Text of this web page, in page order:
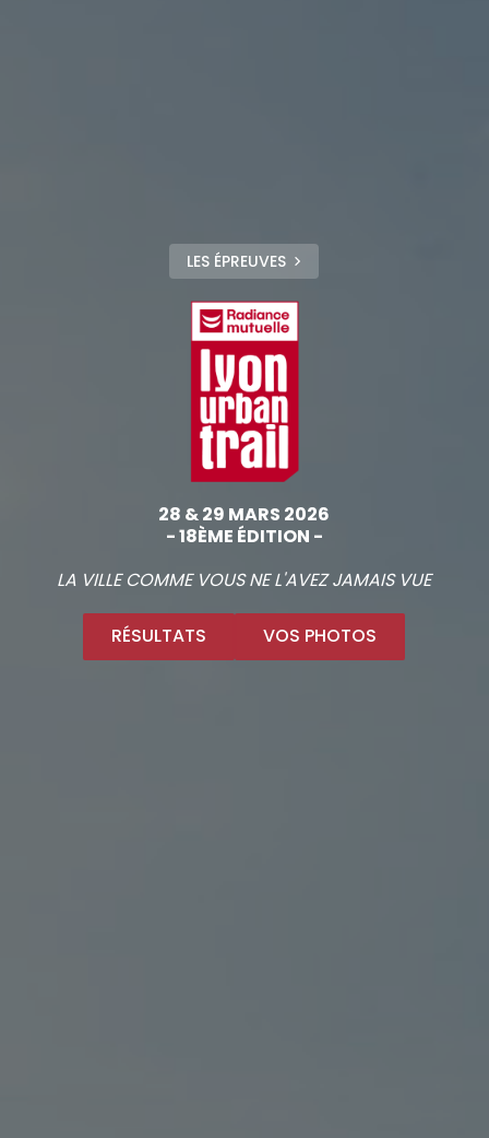
LES ÉPREUVES
28 & 29 MARS 2026
- 18ÈME ÉDITION -
LA VILLE COMME VOUS NE L'AVEZ JAMAIS VUE
RÉSULTATS VOS PHOTOS